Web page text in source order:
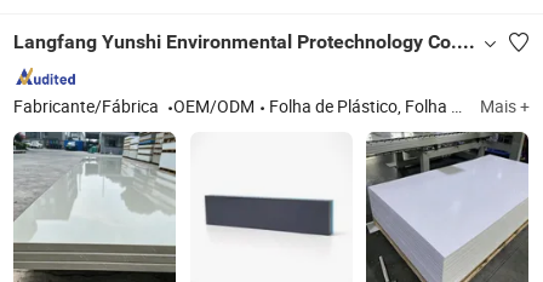
Langfang Yunshi Environmental Protechnology Co., Ltd.
Fabricante/Fábrica OEM/ODM Folha de Plástico, Folha de PP, Folha de PVC, Folha de HDPE, Folha de Nylon, Vara de Plástico, Produtos de Soldagem de Plástico, Tanque de Revestimento, Tanque de Água, Torre de Lavagem Mais +